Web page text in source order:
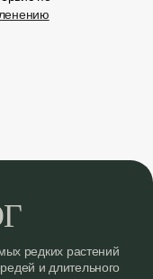
редких растений
и длительного